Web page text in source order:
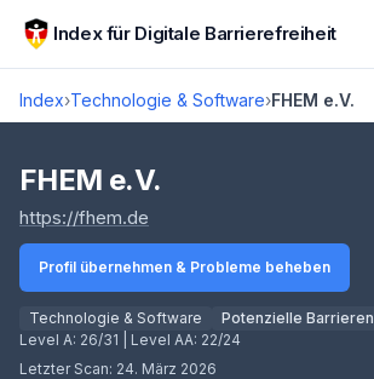
Zum Hauptinhalt springen
Index für Digitale Barrierefreiheit
Index›Technologie & Software›FHEM e.V.
Score lädt
FHEM e.V.
https://fhem.de
Profil übernehmen & Probleme beheben
Technologie & Software
Potenzielle Barrieren
Level A: 26/31 | Level AA: 22/24
Letzter Scan: 24. März 2026